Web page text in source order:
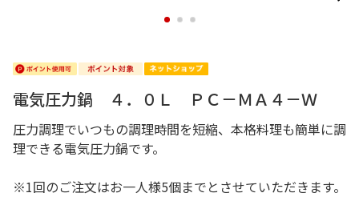
1 2 3
電気圧力鍋 ４．０Ｌ ＰＣ－ＭＡ４－Ｗ
圧力調理でいつもの調理時間を短縮、本格料理も簡単に調
理できる電気圧力鍋です。
※1回のご注文はお一人様5個までとさせていただきます。